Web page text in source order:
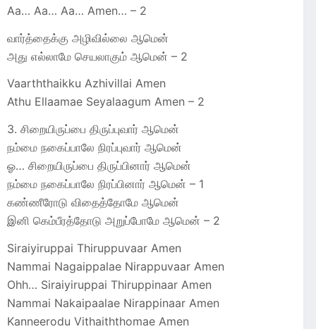
Aa… Aa… Aa… Amen… – 2
வார்த்தைக்கு அழிவில்லை ஆமென்
அது எல்லாமே செயலாகும் ஆமென் – 2
Vaarththaikku Azhivillai Amen
Athu Ellaamae Seyalaagum Amen – 2
3. சிறையிருப்பை திருப்புவார் ஆமென்
நம்மை நகைப்பாலே நிரப்புவார் ஆமென்
ஓ… சிறையிருப்பை திருப்பினார் ஆமென்
நம்மை நகைப்பாலே நிரப்பினார் ஆமென் – 1
கண்ணீரோடு விதைத்தோமே ஆமென்
இனி கெம்பீரத்தோடு அறுப்போமே ஆமென் – 2
Siraiyiruppai Thiruppuvaar Amen
Nammai Nagaippalae Nirappuvaar Amen
Ohh… Siraiyiruppai Thiruppinaar Amen
Nammai Nakaipaalae Nirappinaar Amen
Kanneerodu Vithaiththomae Amen